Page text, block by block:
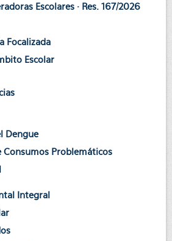
Escolares · Res. 167/2026
Focalizada
Escolar
Dengue
Consumos Problemáticos
Integral